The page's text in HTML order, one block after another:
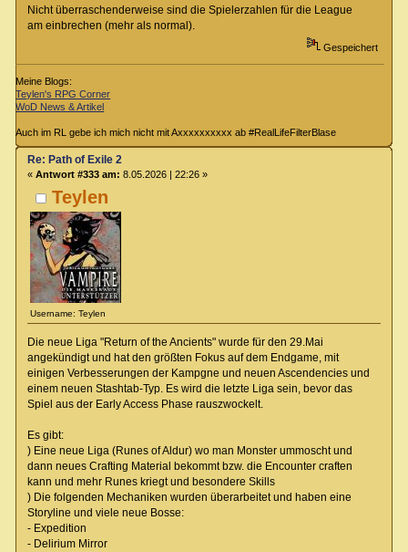
Nicht überraschenderweise sind die Spielerzahlen für die League
am einbrechen (mehr als normal).
Gespeichert
Meine Blogs:
Teylen's RPG Corner
WoD News & Artikel
Auch im RL gebe ich mich nicht mit Axxxxxxxxxx ab #RealLifeFilterBlase
Teylen
Username: Teylen
Re: Path of Exile 2
« Antwort #333 am: 8.05.2026 | 22:26 »
Die neue Liga "Return of the Ancients" wurde für den 29.Mai
angekündigt und hat den größten Fokus auf dem Endgame, mit
einigen Verbesserungen der Kampgne und neuen Ascendencies und
einem neuen Stashtab-Typ. Es wird die letzte Liga sein, bevor das
Spiel aus der Early Access Phase rauszwockelt.
Es gibt:
) Eine neue Liga (Runes of Aldur) wo man Monster ummoscht und
dann neues Crafting Material bekommt bzw. die Encounter craften
kann und mehr Runes kriegt und besondere Skills
) Die folgenden Mechaniken wurden überarbeitet und haben eine
Storyline und viele neue Bosse:
- Expedition
- Delirium Mirror